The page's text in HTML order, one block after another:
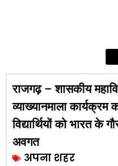
राजगढ़ – शासकीय
व्याख्यानमाला
विद्यार्थियों को भारत के
अवगत
अपना शहर